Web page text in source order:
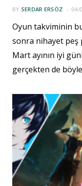
BY SERDAR ERSÖZ 04/
Oyun takviminin
sonra nihayet peş
Mart ayının iyi
gerçekten de